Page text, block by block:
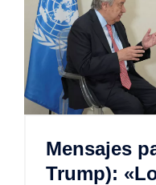
Mensajes
Trump):